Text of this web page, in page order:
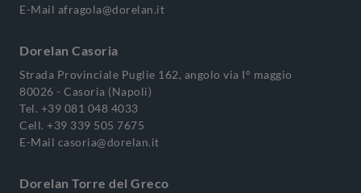
E-Mail afragola@dorelan.it
Dorelan Casoria
Strada Provinciale Puglie 162, angolo via I° maggio
80026 - Casoria (Napoli)
Tel. +39 081 048 4033
Cell. +39 339 505 7675
E-Mail casoria@dorelan.it
Dorelan Torre del Greco